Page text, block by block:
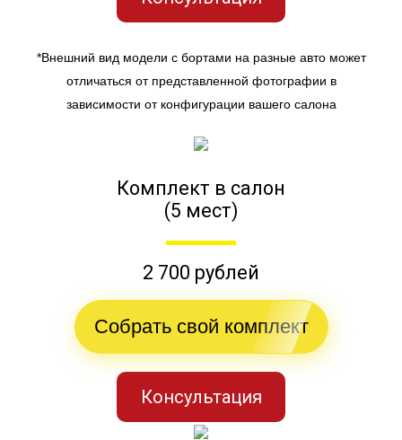
*Внешний вид модели с бортами на разные авто может
отличаться от представленной фотографии в
зависимости от конфигурации вашего салона
Комплект в салон
(5 мест)
2 700 рублей
Собрать свой комплект
Консультация